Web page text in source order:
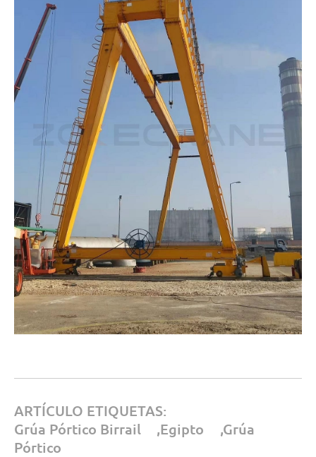
ARTÍCULO ETIQUETAS:
Grúa Pórtico Birrail
,Egipto ,Grúa
Pórtico